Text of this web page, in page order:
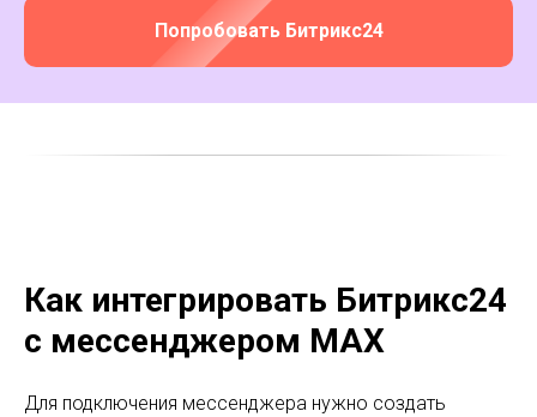
Попробовать Битрикс24
Как интегрировать Битрикс24
с мессенджером MAX
Для подключения мессенджера нужно создать